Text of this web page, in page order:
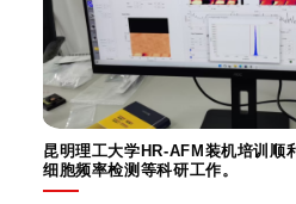
昆明理工大学HR-AFM装机培训顺
细胞频率检测等科研工作。